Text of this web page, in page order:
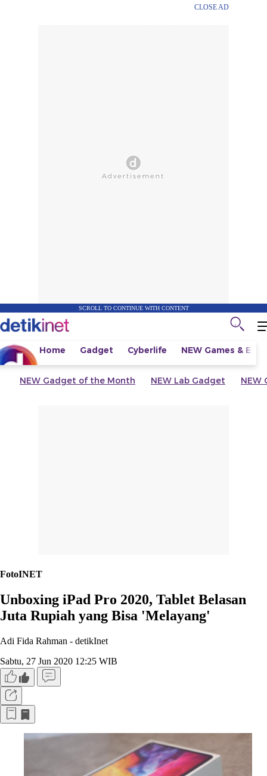
CLOSE AD
SCROLL TO CONTINUE WITH CONTENT
Home Gadget Cyberlife NEW Games &
NEW Gadget of the Month NEW Lab Gadget NEW
FotoINET
Unboxing iPad Pro 2020, Tablet Belasan
Juta Rupiah yang Bisa 'Melayang'
Adi Fida Rahman - detikInet
Sabtu, 27 Jun 2020 12:25 WIB